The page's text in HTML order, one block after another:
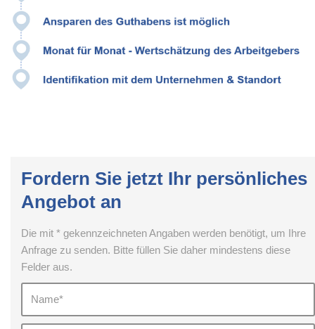
Fordern Sie jetzt Ihr persönliches
Angebot an
Die mit * gekennzeichneten Angaben werden benötigt, um Ihre
Anfrage zu senden. Bitte füllen Sie daher mindestens diese
Felder aus.